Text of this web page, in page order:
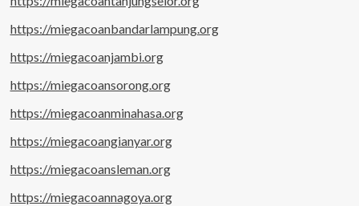
https://miegacoanbandarlampung.org
https://miegacoanjambi.org
https://miegacoansorong.org
https://miegacoanminahasa.org
https://miegacoangianyar.org
https://miegacoansleman.org
https://miegacoannagoya.org